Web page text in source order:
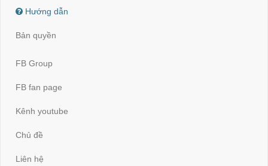
Hướng dẫn
Bản quyền
FB Group
FB fan page
Kênh youtube
Chủ đề
Liên hệ